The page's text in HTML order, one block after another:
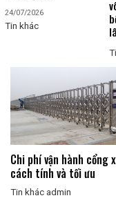
24/07/2026
Tin khác
Chi phí vận hành cổng
cách tính và tối ưu
Tin khácadmin